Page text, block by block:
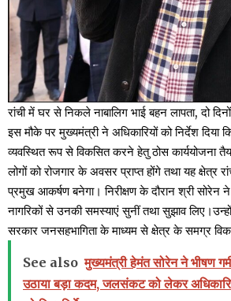
रांची में घर से निकले नाबालिग भाई बहन लापता, दो
इस मौके पर मुख्यमंत्री ने अधिकारियों को निर्देश दिया
व्यवस्थित रूप से विकसित करने हेतु ठोस कार्ययोजना
लोगों को रोजगार के अवसर प्राप्त होंगे तथा यह क्षेत्र
प्रमुख आकर्षण बनेगा। निरीक्षण के दौरान श्री सोरेन ने
नागरिकों से उनकी समस्याएं सुनीं तथा सुझाव
सरकार जनसहभागिता के माध्यम से क्षेत्र के समग्र
See also मुख्यमंत्री हेमंत सोरेन ने भीषण
उठाया बड़ा कदम, जलसंकट को लेकर